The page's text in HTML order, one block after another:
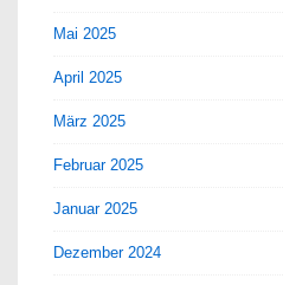
Mai 2025
April 2025
März 2025
Februar 2025
Januar 2025
Dezember 2024